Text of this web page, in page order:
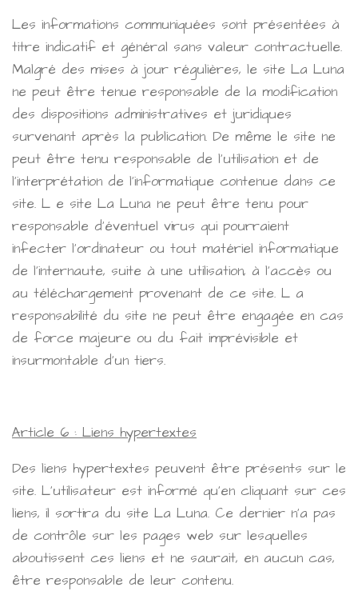
Les informations communiquées sont présentées à
titre indicatif et général sans valeur contractuelle.
Malgré des mises à jour régulières, le site La Luna
ne peut être tenue responsable de la modification
des dispositions administratives et juridiques
survenant après la publication. De même le site ne
peut être tenu responsable de l'utilisation et de
l'interprétation de l'informatique contenue dans ce
site. L e site La Luna ne peut être tenu pour
responsable d'éventuel virus qui pourraient
infecter l'ordinateur ou tout matériel informatique
de l'internaute, suite à une utilisation, à l'accès ou
au téléchargement provenant de ce site. L a
responsabilité du site ne peut être engagée en cas
de force majeure ou du fait imprévisible et
insurmontable d'un tiers.
Article 6 : Liens hypertextes
Des liens hypertextes peuvent être présents sur le
site. L'utilisateur est informé qu'en cliquant sur ces
liens, il sortira du site La Luna. Ce dernier n'a pas
de contrôle sur les pages web sur lesquelles
aboutissent ces liens et ne saurait, en aucun cas,
être responsable de leur contenu.